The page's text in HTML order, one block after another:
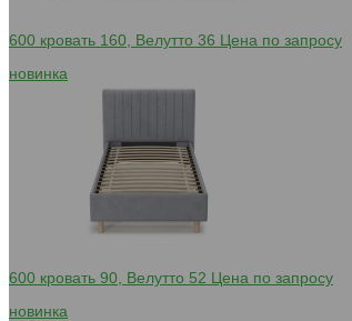
600 кровать 160, Велутто 36 Цена по запросу
новинка
600 кровать 90, Велутто 52 Цена по запросу
новинка